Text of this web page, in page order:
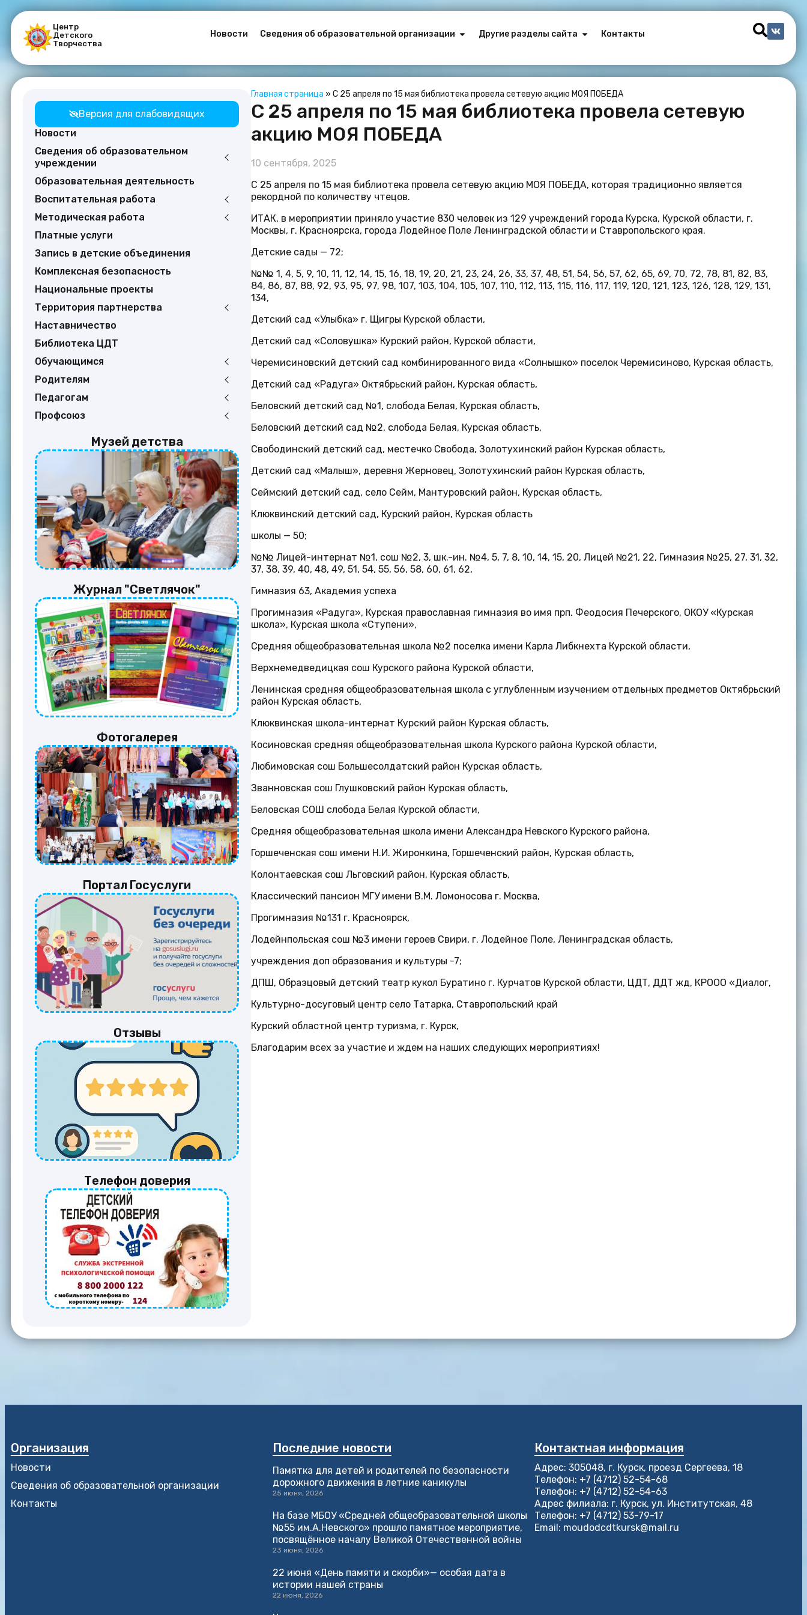
Центр
Детского
Творчества
Новости Сведения об образовательной организации Другие разделы сайта Контакты
Версия для слабовидящих
Новости
Сведения об образовательном
учреждении
Образовательная деятельность
Воспитательная работа
Методическая работа
Платные услуги
Запись в детские объединения
Комплексная безопасность
Национальные проекты
Территория партнерства
Наставничество
Библиотека ЦДТ
Обучающимся
Родителям
Педагогам
Профсоюз
Музей детства
Журнал "Светлячок"
Фотогалерея
Портал Госуслуги
Отзывы
Телефон доверия
Главная страница »С 25 апреля по 15 мая библиотека провела сетевую акцию МОЯ ПОБЕДА
С 25 апреля по 15 мая библиотека провела сетевую
акцию МОЯ ПОБЕДА
10 сентября, 2025
С 25 апреля по 15 мая библиотека провела сетевую акцию МОЯ ПОБЕДА, которая традиционно является
рекордной по количеству чтецов.
ИТАК, в мероприятии приняло участие 830 человек из 129 учреждений города Курска, Курской области, г.
Москвы, г. Красноярска, города Лодейное Поле Ленинградской области и Ставропольского края.
Детские сады — 72;
№№ 1, 4, 5, 9, 10, 11, 12, 14, 15, 16, 18, 19, 20, 21, 23, 24, 26, 33, 37, 48, 51, 54, 56, 57, 62, 65, 69, 70, 72, 78, 81, 82, 83,
84, 86, 87, 88, 92, 93, 95, 97, 98, 107, 103, 104, 105, 107, 110, 112, 113, 115, 116, 117, 119, 120, 121, 123, 126, 128, 129, 131,
134,
Детский сад «Улыбка» г. Щигры Курской области,
Детский сад «Соловушка» Курский район, Курской области,
Черемисиновский детский сад комбинированного вида «Солнышко» поселок Черемисиново, Курская область,
Детский сад «Радуга» Октябрьский район, Курская область,
Беловский детский сад №1, слобода Белая, Курская область,
Беловский детский сад №2, слобода Белая, Курская область,
Свободинский детский сад, местечко Свобода, Золотухинский район Курская область,
Детский сад «Малыш», деревня Жерновец, Золотухинский район Курская область,
Сеймский детский сад, село Сейм, Мантуровский район, Курская область,
Клюквинский детский сад, Курский район, Курская область
школы — 50;
№№ Лицей-интернат №1, сош №2, 3, шк.-ин. №4, 5, 7, 8, 10, 14, 15, 20, Лицей №21, 22, Гимназия №25, 27, 31, 32,
37, 38, 39, 40, 48, 49, 51, 54, 55, 56, 58, 60, 61, 62,
Гимназия 63, Академия успеха
Прогимназия «Радуга», Курская православная гимназия во имя прп. Феодосия Печерского, ОКОУ «Курская
школа», Курская школа «Ступени»,
Средняя общеобразовательная школа №2 поселка имени Карла Либкнехта Курской области,
Верхнемедведицкая сош Курского района Курской области,
Ленинская средняя общеобразовательная школа с углубленным изучением отдельных предметов Октябрьский
район Курская область,
Клюквинская школа-интернат Курский район Курская область,
Косиновская средняя общеобразовательная школа Курского района Курской области,
Любимовская сош Большесолдатский район Курская область,
Званновская сош Глушковский район Курская область,
Беловская СОШ слобода Белая Курской области,
Средняя общеобразовательная школа имени Александра Невского Курского района,
Горшеченская сош имени Н.И. Жиронкина, Горшеченский район, Курская область,
Колонтаевская сош Льговский район, Курская область,
Классический пансион МГУ имени В.М. Ломоносова г. Москва,
Прогимназия №131 г. Красноярск,
Лодейнпольская сош №3 имени героев Свири, г. Лодейное Поле, Ленинградская область,
учреждения доп образования и культуры -7;
ДПШ, Образцовый детский театр кукол Буратино г. Курчатов Курской области, ЦДТ, ДДТ жд, КРООО «Диалог,
Культурно-досуговый центр село Татарка, Ставропольский край
Курский областной центр туризма, г. Курск,
Благодарим всех за участие и ждем на наших следующих мероприятиях!
Организация
Новости
Сведения об образовательной организации
Контакты
Последние новости
Памятка для детей и родителей по безопасности
дорожного движения в летние каникулы
25 июня, 2026
На базе МБОУ «Средней общеобразовательной школы
№55 им.А.Невского» прошло памятное мероприятие,
посвящённое началу Великой Отечественной войны
23 июня, 2026
22 июня «День памяти и скорби»— особая дата в
истории нашей страны
22 июня, 2026
Контактная информация
Адрес: 305048, г. Курск, проезд Сергеева, 18
Телефон: +7 (4712) 52-54-68
Телефон: +7 (4712) 52-54-63
Адрес филиала: г. Курск, ул. Институтская, 48
Телефон: +7 (4712) 53-79-17
Email: moudodcdtkursk@mail.ru